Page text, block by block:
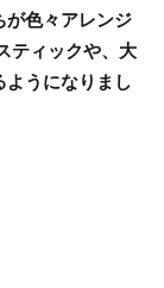
が色々アレンジ
ティックや、大
ようになりまし